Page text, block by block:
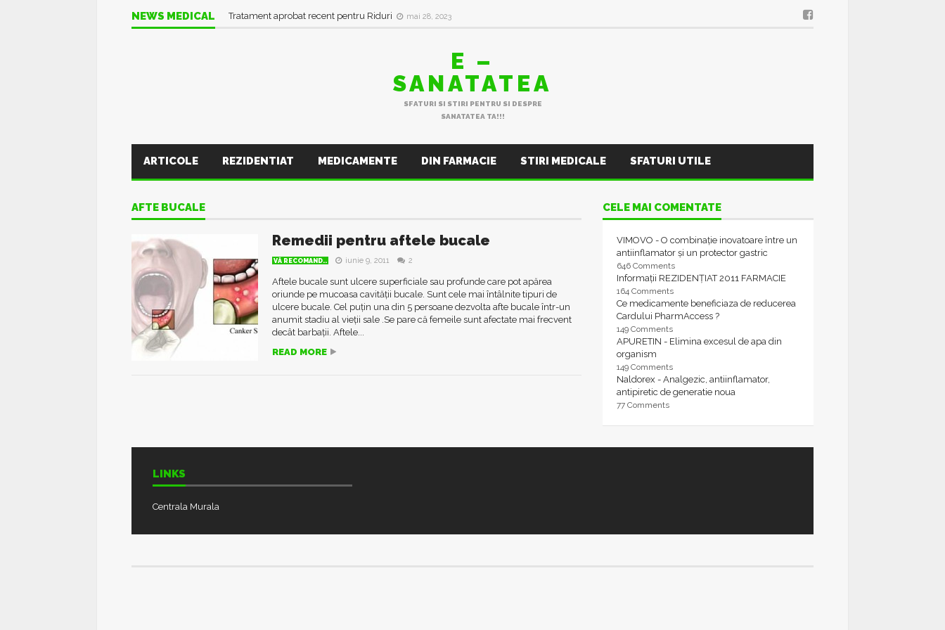
NEWS MEDICAL Tratament aprobat recent pentru Riduri mai 28, 2023
E –
SANATATEA
SFATURI SI STIRI PENTRU SI DESPRE
SANATATEA TA!!!
ARTICOLE REZIDENTIAT MEDICAMENTE DIN FARMACIE STIRI MEDICALE SFATURI UTILE
AFTE BUCALE
Remedii pentru aftele bucale
VĂ RECOMAND.. iunie 9, 2011 2
Aftele bucale sunt ulcere superficiale sau profunde care pot apărea
oriunde pe mucoasa cavității bucale. Sunt cele mai întâlnite tipuri de
ulcere bucale. Cel puțin una din 5 persoane dezvolta afte bucale într-un
anumit stadiu al vieții sale .Se pare că femeile sunt afectate mai frecvent
decât barbații. Aftele...
READ MORE
CELE MAI COMENTATE
VIMOVO - O combinație inovatoare între un
antiinflamator și un protector gastric
646 Comments
Informații REZIDENȚIAT 2011 FARMACIE
164 Comments
Ce medicamente beneficiaza de reducerea
Cardului PharmAccess ?
149 Comments
APURETIN - Elimina excesul de apa din
organism
149 Comments
Naldorex - Analgezic, antiinflamator,
antipiretic de generatie noua
77 Comments
LINKS
Centrala Murala